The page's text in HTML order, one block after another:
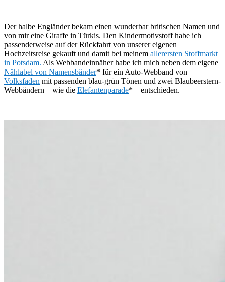
Der halbe Engländer bekam einen wunderbar britischen Namen und
von mir eine Giraffe in Türkis. Den Kindermotivstoff habe ich
passenderweise auf der Rückfahrt von unserer eigenen
Hochzeitsreise gekauft und damit bei meinem allerersten Stoffmarkt
in Potsdam. Als Webbandeinnäher habe ich mich neben dem eigene
Nählabel von Namensbänder* für ein Auto-Webband von
Volksfaden mit passenden blau-grün Tönen und zwei Blaubeerstern-
Webbändern – wie die Elefantenparade* – entschieden.